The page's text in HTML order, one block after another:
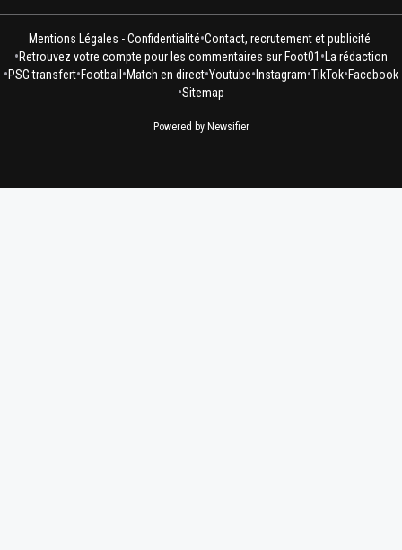
Mentions Légales - Confidentialité•Contact, recrutement et publicité
•Retrouvez votre compte pour les commentaires sur Foot01 • La rédaction
•PSG transfert•Football •Match en direct•Youtube• Instagram•TikTok•Facebook
•Sitemap
Powered by Newsifier